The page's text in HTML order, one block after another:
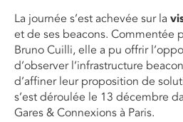
La journée s’est achevée sur la
et de ses beacons. Commentée
Bruno Cuilli, elle a pu offrir
d’observer l’infrastructure
d’affiner leur proposition de
s’est déroulée le 13 décembre
Gares & Connexions à Paris.